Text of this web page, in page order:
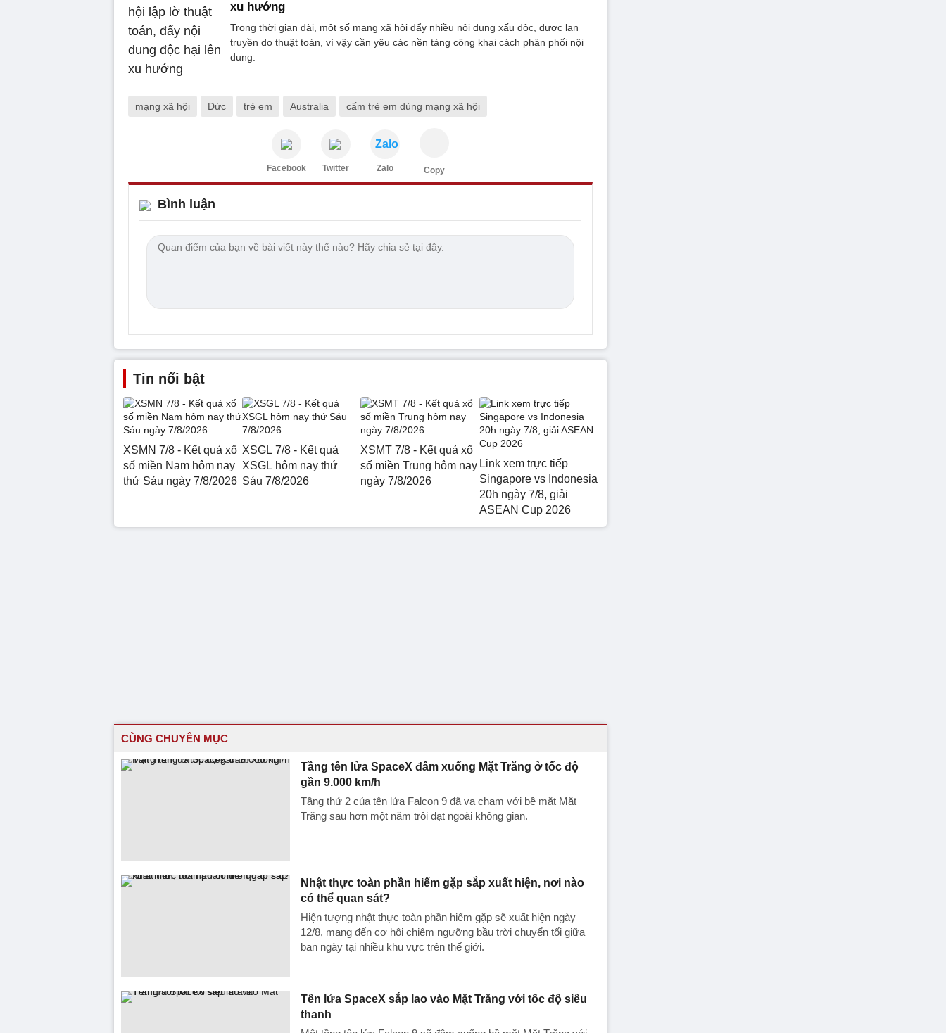
xu hướng
Trong thời gian dài, một số mạng xã hội đẩy nhiều nội dung xấu độc, được lan
truyền do thuật toán, vì vậy cần yêu các nền tảng công khai cách phân phối nội
dung.
mạng xã hội Đức trẻ em Australia cấm trẻ em dùng mạng xã hội
Facebook Twitter
Zalo
Zalo Copy
Bình luận
Tin nổi bật
XSMN 7/8 - Kết quả xổ
số miền Nam hôm nay
thứ Sáu ngày 7/8/2026
XSGL 7/8 - Kết quả
XSGL hôm nay thứ
Sáu 7/8/2026
XSMT 7/8 - Kết quả xổ
số miền Trung hôm nay
ngày 7/8/2026
Link xem trực tiếp
Singapore vs Indonesia
20h ngày 7/8, giải
ASEAN Cup 2026
CÙNG CHUYÊN MỤC
Tầng tên lửa SpaceX đâm xuống Mặt Trăng ở tốc độ
gần 9.000 km/h
Tầng thứ 2 của tên lửa Falcon 9 đã va chạm với bề mặt Mặt
Trăng sau hơn một năm trôi dạt ngoài không gian.
Nhật thực toàn phần hiếm gặp sắp xuất hiện, nơi nào
có thể quan sát?
Hiện tượng nhật thực toàn phần hiếm gặp sẽ xuất hiện ngày
12/8, mang đến cơ hội chiêm ngưỡng bầu trời chuyển tối giữa
ban ngày tại nhiều khu vực trên thế giới.
Tên lửa SpaceX sắp lao vào Mặt Trăng với tốc độ siêu
thanh